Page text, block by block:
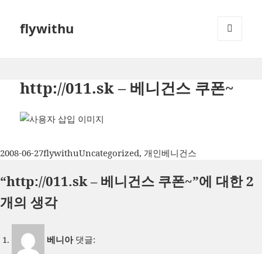
flywithu
http://011.sk – 베니건스 쿠폰~
작
일
자
2008-06-27글
이
flywithu카
고
Uncategorized, 개인태
베니건스
“http://011.sk – 베니건스 쿠폰~”에 대한 2
개의 생각
베니아 댓글: